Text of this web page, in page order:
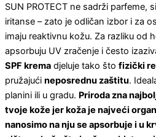
SUN PROTECT ne sadrži parfeme,
iritanse – zato je odličan izbor i za
imaju reaktivnu kožu. Za razliku od
apsorbuju UV zračenje i često
SPF krema djeluje tako što fizički
pružajući neposrednu zaštitu.
planini ili u gradu. Priroda zna
tvoje kože jer koža je najveći
nanosimo na nju se apsorbuje i u